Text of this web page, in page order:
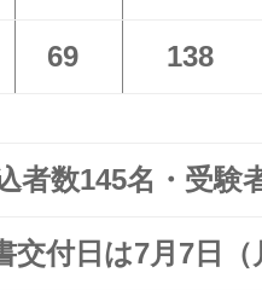
69 138
者数145名・受験
付日は7月7日（